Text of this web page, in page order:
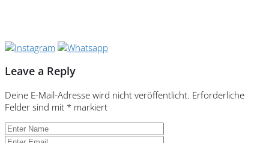
Leave a Reply
Deine E-Mail-Adresse wird nicht veröffentlicht. Erforderliche
Felder sind mit * markiert